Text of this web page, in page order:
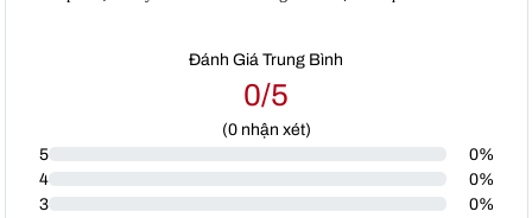
Đánh Giá Trung Bình
0/5
(0nhận xét)
5
0%
4
0%
3
0%